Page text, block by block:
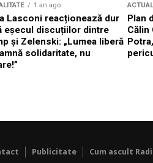
1 an ago
Lasconi reacționează dur
eșecul discuțiilor dintre
și Zelenski: „Lumea liberă
solidaritate, nu
Plan
Călin
Publicitate Cum ascult